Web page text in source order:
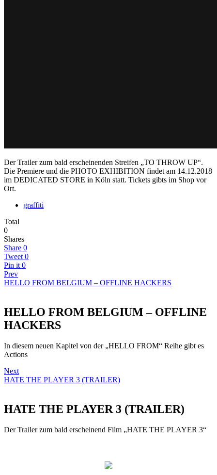
Der Trailer zum bald erscheinenden Streifen „TO THROW UP“.
Die Premiere und die PHOTO EXHIBITION findet am 14.12.2018
im DEDICATED STORE in Köln statt. Tickets gibts im Shop vor
Ort.
graffiti
Total
0
Shares
Share 0
Tweet 0
Pin it 0
Prev
HELLO FROM BELGIUM – OFFLINE HACKERS
HELLO FROM BELGIUM – OFFLINE
HACKERS
In diesem neuen Kapitel von der „HELLO FROM“ Reihe gibt es
Actions
Next
HATE THE PLAYER 3 (TRAILER)
HATE THE PLAYER 3 (TRAILER)
Der Trailer zum bald erscheinend Film „HATE THE PLAYER 3“